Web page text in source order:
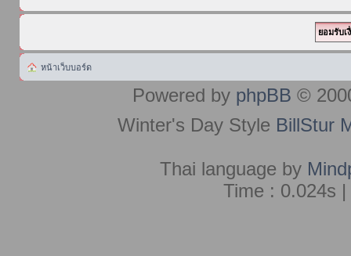
หน้าเว็บบอร์ด
Powered by phpBB ©
Winter's Day Style BillStur
Thai language by
Time : 0.024s